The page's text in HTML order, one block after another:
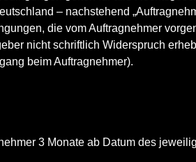
– nachstehend
die vom Auftragnehmer
nicht schriftlich Widerspruch
beim Auftragnehmer).
3 Monate ab Datum des